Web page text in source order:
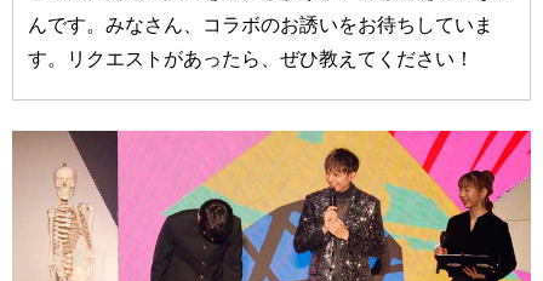
んです。みなさん、コラボのお誘いをお待ちしていま
す。リクエストがあったら、ぜひ教えてください！